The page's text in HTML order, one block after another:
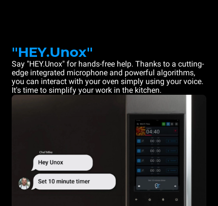
"HEY.Unox"
Say "HEY.Unox" for hands-free help. Thanks to a cutting-
edge integrated microphone and powerful algorithms,
you can interact with your oven simply using your voice.
It's time to simplify your work in the kitchen.